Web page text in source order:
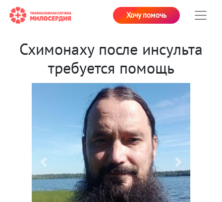
Хочу помочь
Схимонаху после инсульта
требуется помощь
Previous Next